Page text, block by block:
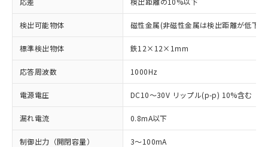
検出可能物体 磁性金属(非磁性金属は検出距離が低下
標準検出物体 鉄12×12×1mm
応答周波数 1000Hz
電源電圧 DC10～30V リップル(p-p) 10%含む
漏れ電流 0.8mA以下
制御出力（開閉容量） 3～100mA